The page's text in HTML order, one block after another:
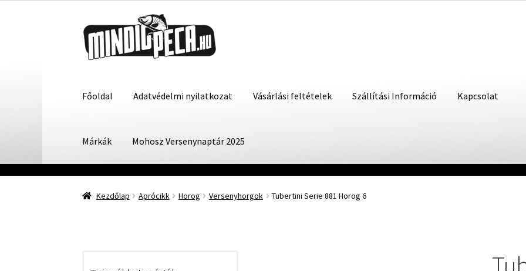
a
navigációhoz
a
tartalomba
Főoldal Adatvédelmi nyilatkozat Vásárlási feltételek Szállítási Információ Kapcsolat
Márkák Mohosz Versenynaptár 2025
Kezdőlap Aprócikk Horog Versenyhorgok Tubertini Serie 881 Horog 6